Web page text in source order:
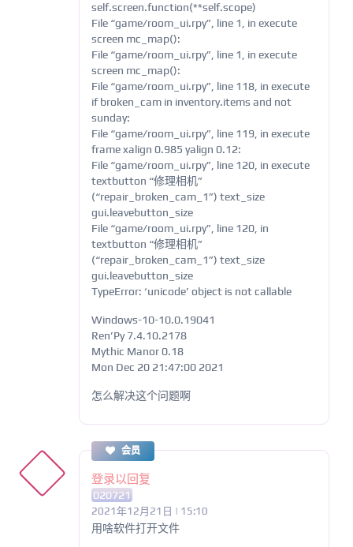
self.screen.function(**self.scope)
File “game/room_ui.rpy”, line 1, in execute
screen mc_map():
File “game/room_ui.rpy”, line 1, in execute
screen mc_map():
File “game/room_ui.rpy”, line 118, in execute
if broken_cam in inventory.items and not
sunday:
File “game/room_ui.rpy”, line 119, in execute
frame xalign 0.985 yalign 0.12:
File “game/room_ui.rpy”, line 120, in execute
textbutton “修理相机”
(“repair_broken_cam_1”) text_size
gui.leavebutton_size
File “game/room_ui.rpy”, line 120, in
textbutton “修理相机”
(“repair_broken_cam_1”) text_size
gui.leavebutton_size
TypeError: ‘unicode’ object is not callable
Windows-10-10.0.19041
Ren’Py 7.4.10.2178
Mythic Manor 0.18
Mon Dec 20 21:47:00 2021
怎么解决这个问题啊
会员
登录以回复
020721
2021年12月21日 | 15:10
用啥软件打开文件